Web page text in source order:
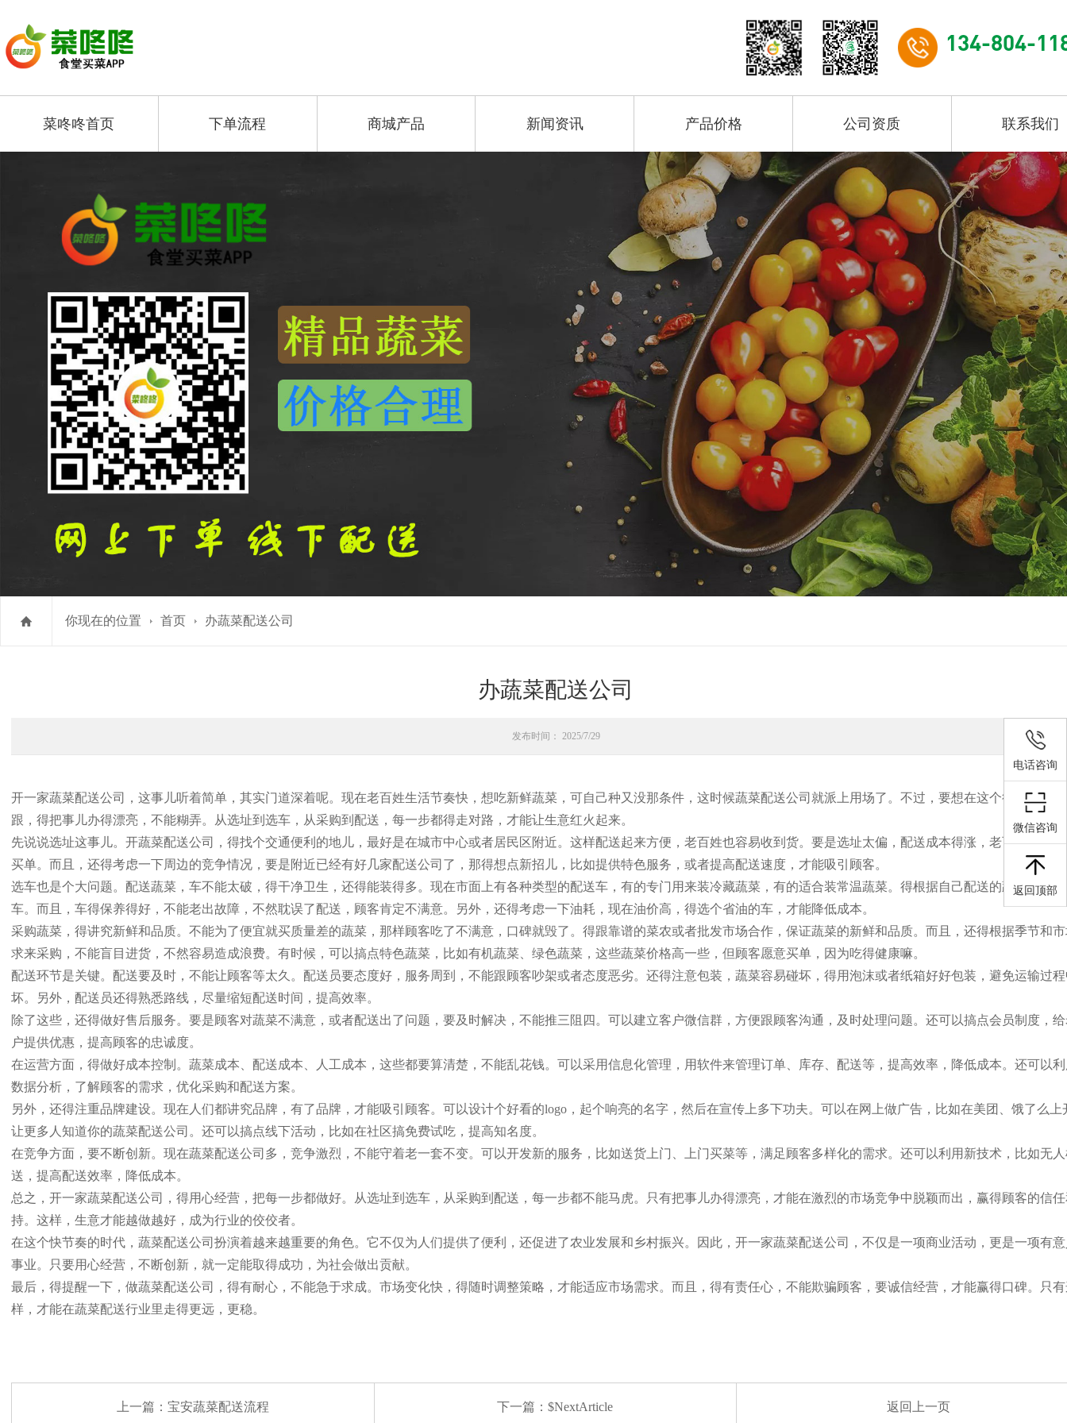
134-804-
菜咚咚首页 下单流程 商城产品 新闻资讯 产品价格 公司资质 联系我们
你现在的位置 首页 办蔬菜配送公司
办蔬菜配送公司
发布时间： 2025/7/29
开一家蔬菜配送公司，这事儿听着简单，其实门道深着呢。现在老百姓生活节奏快，想吃新鲜蔬菜，可自己种又没那条件，这时候蔬菜配送公司就派上用场了。不过，要想在这个行业里站
跟，得把事儿办得漂亮，不能糊弄。从选址到选车，从采购到配送，每一步都得走对路，才能让生意红火起来。
先说说选址这事儿。开蔬菜配送公司，得找个交通便利的地儿，最好是在城市中心或者居民区附近。这样配送起来方便，老百姓也容易收到货。要是选址太偏，配送成本得涨，老百姓肯定
买单。而且，还得考虑一下周边的竞争情况，要是附近已经有好几家配送公司了，那得想点新招儿，比如提供特色服务，或者提高配送速度，才能吸引顾客。
选车也是个大问题。配送蔬菜，车不能太破，得干净卫生，还得能装得多。现在市面上有各种类型的配送车，有的专门用来装冷藏蔬菜，有的适合装常温蔬菜。得根据自己配送的蔬菜种类
车。而且，车得保养得好，不能老出故障，不然耽误了配送，顾客肯定不满意。另外，还得考虑一下油耗，现在油价高，得选个省油的车，才能降低成本。
采购蔬菜，得讲究新鲜和品质。不能为了便宜就买质量差的蔬菜，那样顾客吃了不满意，口碑就毁了。得跟靠谱的菜农或者批发市场合作，保证蔬菜的新鲜和品质。而且，还得根据季节和
求来采购，不能盲目进货，不然容易造成浪费。有时候，可以搞点特色蔬菜，比如有机蔬菜、绿色蔬菜，这些蔬菜价格高一些，但顾客愿意买单，因为吃得健康嘛。
配送环节是关键。配送要及时，不能让顾客等太久。配送员要态度好，服务周到，不能跟顾客吵架或者态度恶劣。还得注意包装，蔬菜容易碰坏，得用泡沫或者纸箱好好包装，避免运输过
坏。另外，配送员还得熟悉路线，尽量缩短配送时间，提高效率。
除了这些，还得做好售后服务。要是顾客对蔬菜不满意，或者配送出了问题，要及时解决，不能推三阻四。可以建立客户微信群，方便跟顾客沟通，及时处理问题。还可以搞点会员制度，
户提供优惠，提高顾客的忠诚度。
在运营方面，得做好成本控制。蔬菜成本、配送成本、人工成本，这些都要算清楚，不能乱花钱。可以采用信息化管理，用软件来管理订单、库存、配送等，提高效率，降低成本。还可以
数据分析，了解顾客的需求，优化采购和配送方案。
另外，还得注重品牌建设。现在人们都讲究品牌，有了品牌，才能吸引顾客。可以设计个好看的logo，起个响亮的名字，然后在宣传上多下功夫。可以在网上做广告，比如在美团、饿了么上
让更多人知道你的蔬菜配送公司。还可以搞点线下活动，比如在社区搞免费试吃，提高知名度。
在竞争方面，要不断创新。现在蔬菜配送公司多，竞争激烈，不能守着老一套不变。可以开发新的服务，比如送货上门、上门买菜等，满足顾客多样化的需求。还可以利用新技术，比如无
送，提高配送效率，降低成本。
总之，开一家蔬菜配送公司，得用心经营，把每一步都做好。从选址到选车，从采购到配送，每一步都不能马虎。只有把事儿办得漂亮，才能在激烈的市场竞争中脱颖而出，赢得顾客的信
持。这样，生意才能越做越好，成为行业的佼佼者。
在这个快节奏的时代，蔬菜配送公司扮演着越来越重要的角色。它不仅为人们提供了便利，还促进了农业发展和乡村振兴。因此，开一家蔬菜配送公司，不仅是一项商业活动，更是一项有
事业。只要用心经营，不断创新，就一定能取得成功，为社会做出贡献。
最后，得提醒一下，做蔬菜配送公司，得有耐心，不能急于求成。市场变化快，得随时调整策略，才能适应市场需求。而且，得有责任心，不能欺骗顾客，要诚信经营，才能赢得口碑。只
样，才能在蔬菜配送行业里走得更远，更稳。
上一篇： 宝安蔬菜配送流程 下一篇：$NextArticle 返回上一页
电话咨询
微信咨询
返回顶部